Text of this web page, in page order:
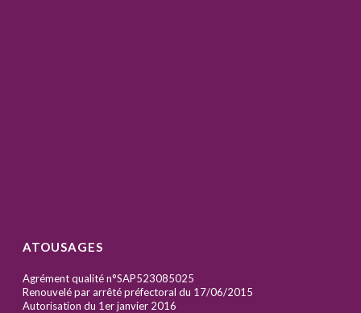
ATOUSAGES
Agrément qualité n°SAP523085025
Renouvelé par arrêté préfectoral du 17/06/2015
Autorisation du 1er janvier 2016